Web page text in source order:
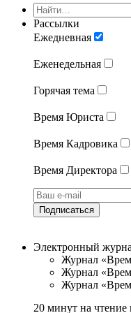
Рассылки
Ежедневная
Еженедельная
Горячая тема
Время Юриста
Время Кадровика
Время Директора
Подписаться
Электронный
Журнал
Журнал
Журнал
20 минут на чтение